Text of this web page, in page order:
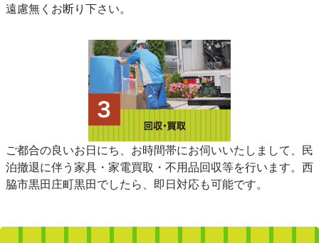
遠慮無くお断り下さい。
ご都合の良いお日にち、お時間帯にお伺いいたしまして、民
泊撤退に伴う家具・家電買取・不用品回収等を行います。西
脇市黒田庄町黒田でしたら、即日対応も可能です。